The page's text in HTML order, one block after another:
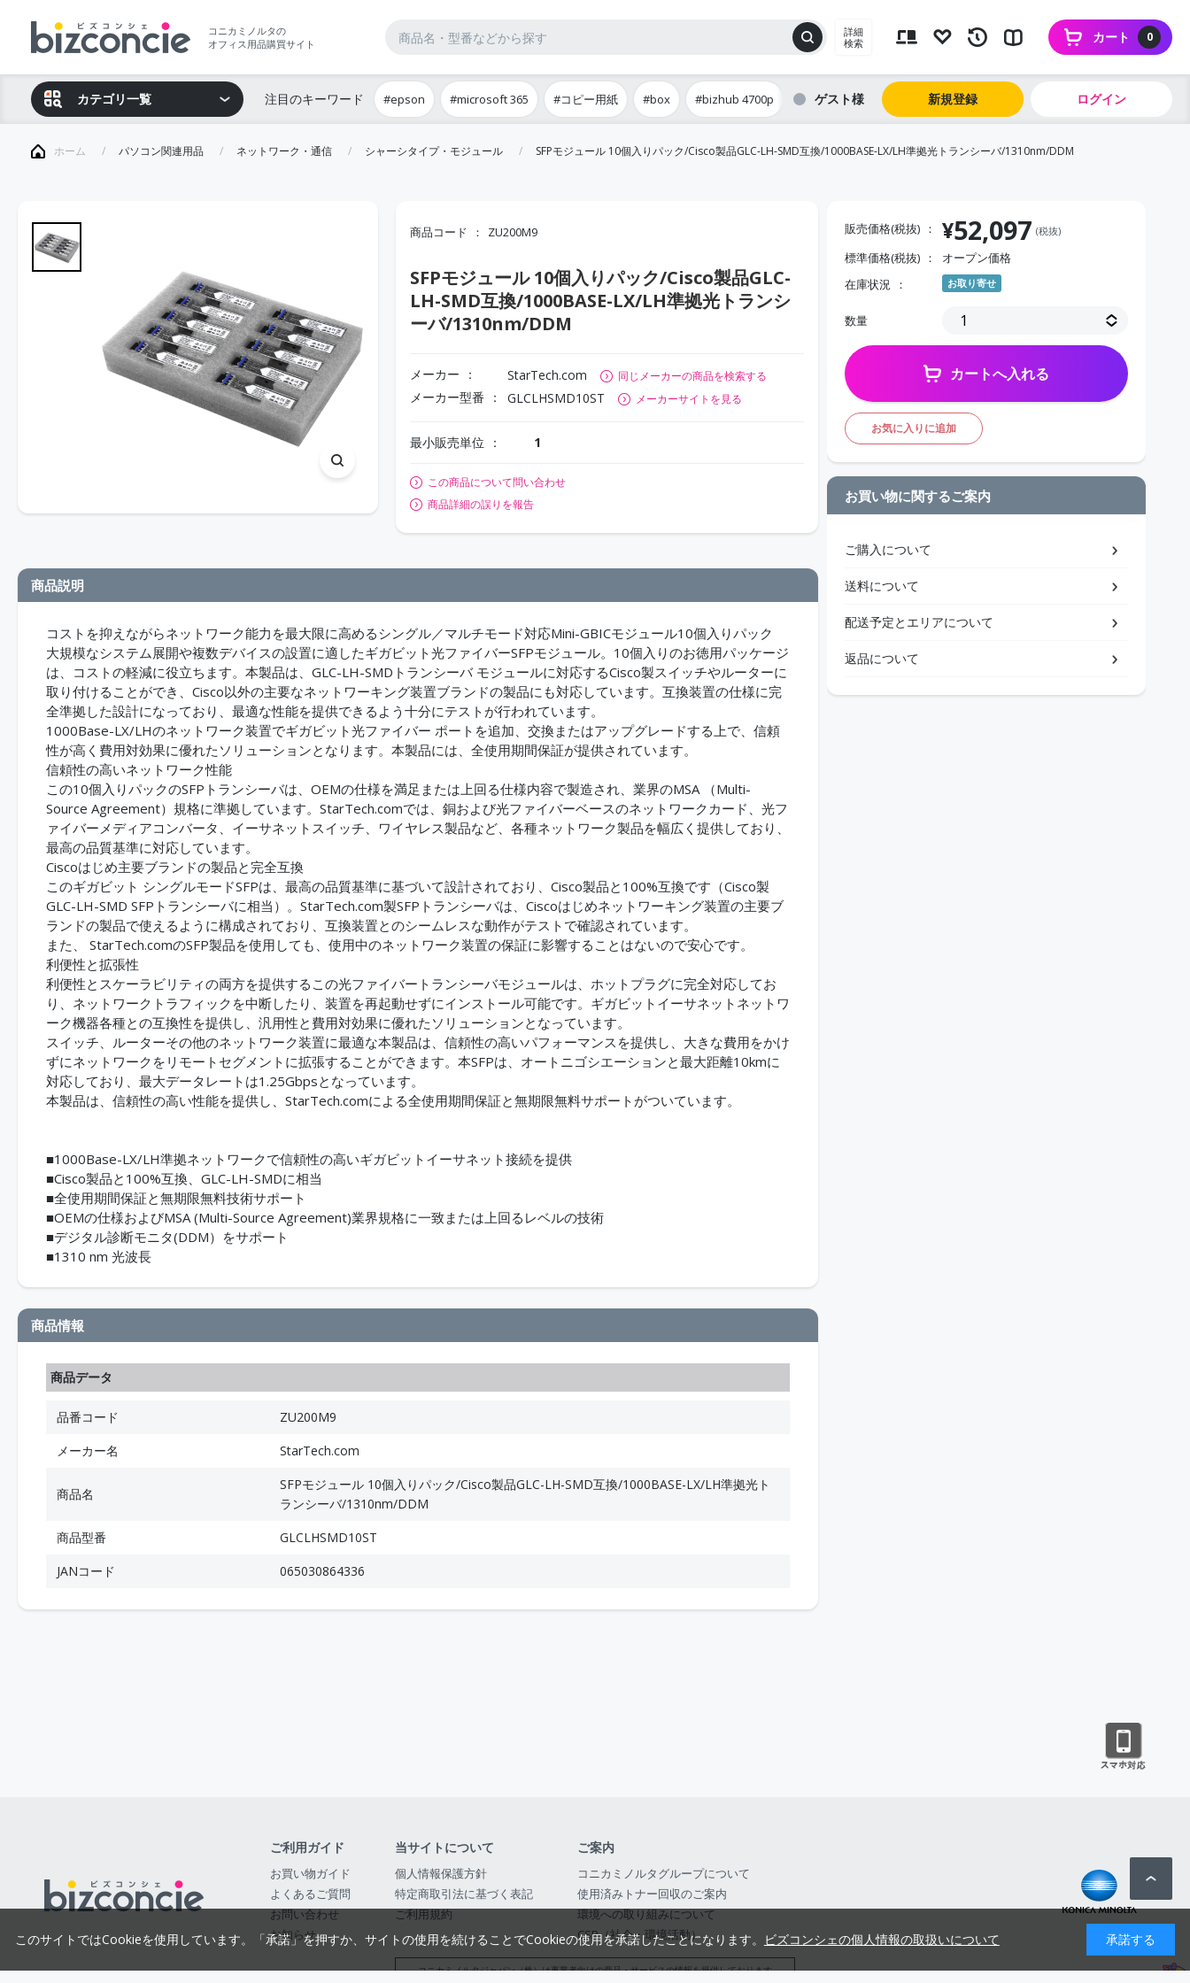
コニカミノルタの
オフィス用品購買サイト
詳細
検索
0
カート
カテゴリ一覧 注目のキーワード #epson #microsoft 365 #コピー用紙 #box #bizhub 4700p ゲスト 新規登録 ログイン
ホーム パソコン関連用品 ネットワーク・通信 シャーシタイプ・モジュール SFPモジュール 10個入りパック/Cisco製品GLC-LH-SMD互換/1000BASE-LX/LH準拠光トランシーバ/1310nm/DDM
商品コード ZU200M9
SFPモジュール 10個入りパック/Cisco製品GLC-
LH-SMD互換/1000BASE-LX/LH準拠光トランシ
ーバ/1310nm/DDM
メーカー StarTech.com 同じメーカーの商品を検索する
メーカー型番 GLCLHSMD10ST メーカーサイトを見る
最小販売単位 1
この商品について問い合わせ
商品詳細の誤りを報告
商品説明
コストを抑えながらネットワーク能力を最大限に高めるシングル／マルチモード対応Mini-GBICモジュール10個入りパック
大規模なシステム展開や複数デバイスの設置に適したギガビット光ファイバーSFPモジュール。10個入りのお徳用パッケージ
は、コストの軽減に役立ちます。本製品は、GLC-LH-SMDトランシーバ モジュールに対応するCisco製スイッチやルーターに
取り付けることができ、Cisco以外の主要なネットワーキング装置ブランドの製品にも対応しています。互換装置の仕様に完
全準拠した設計になっており、最適な性能を提供できるよう十分にテストが行われています。
1000Base-LX/LHのネットワーク装置でギガビット光ファイバー ポートを追加、交換またはアップグレードする上で、信頼
性が高く費用対効果に優れたソリューションとなります。本製品には、全使用期間保証が提供されています。
信頼性の高いネットワーク性能
この10個入りパックのSFPトランシーバは、OEMの仕様を満足または上回る仕様内容で製造され、業界のMSA （Multi-
Source Agreement）規格に準拠しています。StarTech.comでは、銅および光ファイバーベースのネットワークカード、光フ
ァイバーメディアコンバータ、イーサネットスイッチ、ワイヤレス製品など、各種ネットワーク製品を幅広く提供しており、
最高の品質基準に対応しています。
Ciscoはじめ主要ブランドの製品と完全互換
このギガビット シングルモードSFPは、最高の品質基準に基づいて設計されており、Cisco製品と100%互換です（Cisco製
GLC-LH-SMD SFPトランシーバに相当）。StarTech.com製SFPトランシーバは、Ciscoはじめネットワーキング装置の主要ブ
ランドの製品で使えるように構成されており、互換装置とのシームレスな動作がテストで確認されています。
また、 StarTech.comのSFP製品を使用しても、使用中のネットワーク装置の保証に影響することはないので安心です。
利便性と拡張性
利便性とスケーラビリティの両方を提供するこの光ファイバートランシーバモジュールは、ホットプラグに完全対応してお
り、ネットワークトラフィックを中断したり、装置を再起動せずにインストール可能です。ギガビットイーサネットネットワ
ーク機器各種との互換性を提供し、汎用性と費用対効果に優れたソリューションとなっています。
スイッチ、ルーターその他のネットワーク装置に最適な本製品は、信頼性の高いパフォーマンスを提供し、大きな費用をかけ
ずにネットワークをリモートセグメントに拡張することができます。本SFPは、オートニゴシエーションと最大距離10kmに
対応しており、最大データレートは1.25Gbpsとなっています。
本製品は、信頼性の高い性能を提供し、StarTech.comによる全使用期間保証と無期限無料サポートがついています。
■1000Base-LX/LH準拠ネットワークで信頼性の高いギガビットイーサネット接続を提供
■Cisco製品と100%互換、GLC-LH-SMDに相当
■全使用期間保証と無期限無料技術サポート
■OEMの仕様およびMSA (Multi-Source Agreement)業界規格に一致または上回るレベルの技術
■デジタル診断モニタ(DDM）をサポート
■1310 nm 光波長
商品情報
商品データ
品番コード
ZU200M9
メーカー名
StarTech.com
商品名
SFPモジュール 10個入りパック/Cisco製品GLC-LH-SMD互換/1000BASE-LX/LH準拠光ト
ランシーバ/1310nm/DDM
商品型番
GLCLHSMD10ST
JANコード
065030864336
販売価格(税抜) ¥52,097 (税抜)
標準価格(税抜)
オープン価格
在庫状況
お取り寄せ
数量
カートへ入れる
お気に入りに追加
お買い物に関するご案内
ご購入について
送料について
配送予定とエリアについて
返品について
ご利用ガイド
お買い物ガイド
よくあるご質問
お問い合わせ
お知らせ
当サイトについて
個人情報保護方針
特定商取引法に基づく表記
ご利用規約
ご案内
コニカミノルタグループについて
使用済みトナー回収のご案内
環境への取り組みについて
CSR（社会・環境活動）
コニカミノルタジャパン（株）は事業者向けの商品・サービスの情報を提供しております
このサイトではCookieを使用しています。「承諾」を押すか、サイトの使用を続けることでCookieの使用を承諾したことになります。 ビズコンシェの個人情報の取扱いについて 承諾する